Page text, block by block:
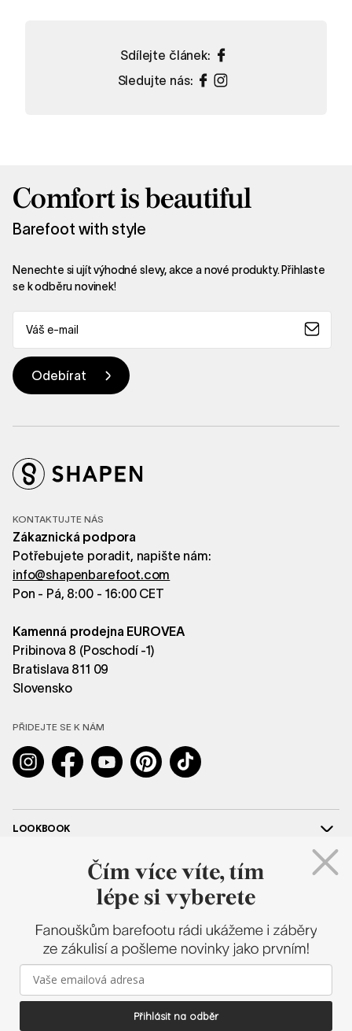
Sdílejte článek:
Sledujte nás:
Comfort is beautiful
Barefoot with style
Nenechte si ujít výhodné slevy, akce a nové produkty. Přihlaste
se k odběru novinek!
KONTAKTUJTE NÁS
Zákaznická podpora
Potřebujete poradit, napište nám:
info@shapenbarefoot.com
Pon - Pá, 8:00 - 16:00 CET
Kamenná prodejna EUROVEA
Pribinova 8 (Poschodí -1)
Bratislava 811 09
Slovensko
PŘIDEJTE SE K NÁM
InstagramFacebookYouTubePinterestTikTok
LOOKBOOK
SHAPEN
Přihlásit na odběr